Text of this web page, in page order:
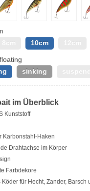
8cm 10cm 12cm
sinking
im Überblick
Kunststoff
Karbonstahl-Haken
Drahtachse im Körper
Farbdekore
Köder für Hecht, Zander, Barsch